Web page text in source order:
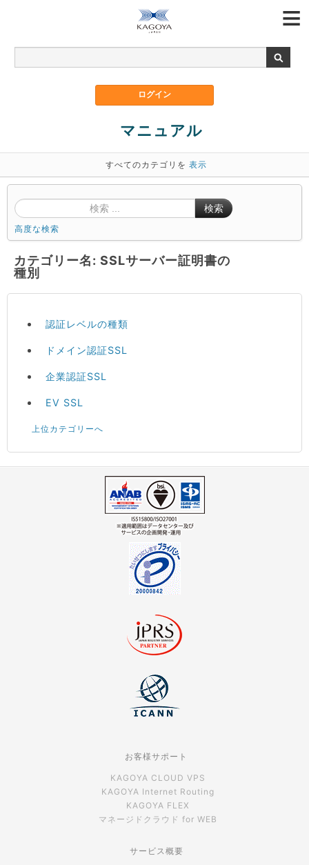
マニュアル
すべてのカテゴリを 表示
検索
高度な検索
カテゴリー名: SSLサーバー証明書の
種別
認証レベルの種類
ドメイン認証SSL
企業認証SSL
EV SSL
上位カテゴリーへ
お客様サポート
KAGOYA CLOUD VPS
KAGOYA Internet Routing
KAGOYA FLEX
マネージドクラウド for WEB
サービス概要